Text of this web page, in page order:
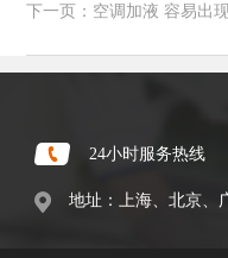
下一页：空调加液 容易出
24小时服务热线
地址：上海、北京、